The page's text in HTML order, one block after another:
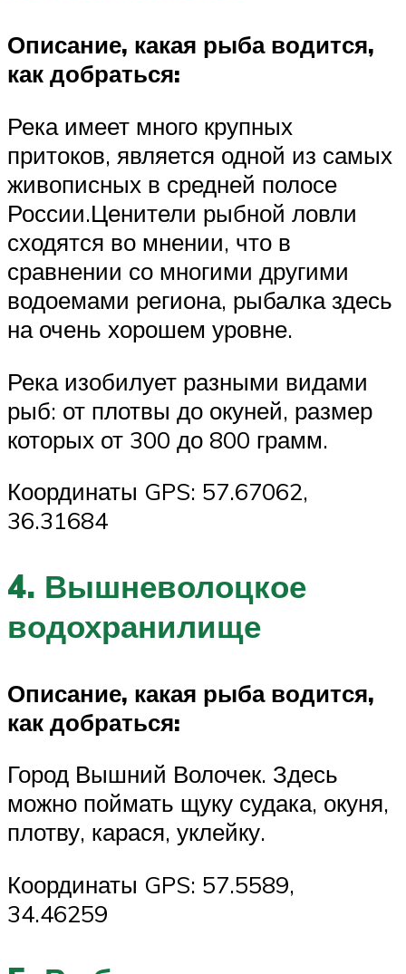
Описание, какая рыба водится,
как добраться:
Река имеет много крупных
притоков, является одной из самых
живописных в средней полосе
России.Ценители рыбной ловли
сходятся во мнении, что в
сравнении со многими другими
водоемами региона, рыбалка здесь
на очень хорошем уровне.
Река изобилует разными видами
рыб: от плотвы до окуней, размер
которых от 300 до 800 грамм.
Координаты GPS: 57.67062,
36.31684
4. Вышневолоцкое
водохранилище
Описание, какая рыба водится,
как добраться:
Город Вышний Волочек. Здесь
можно поймать щуку судака, окуня,
плотву, карася, уклейку.
Координаты GPS: 57.5589,
34.46259